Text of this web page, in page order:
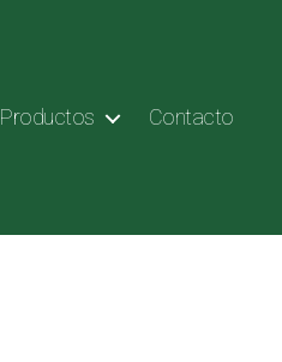
Productos Contacto